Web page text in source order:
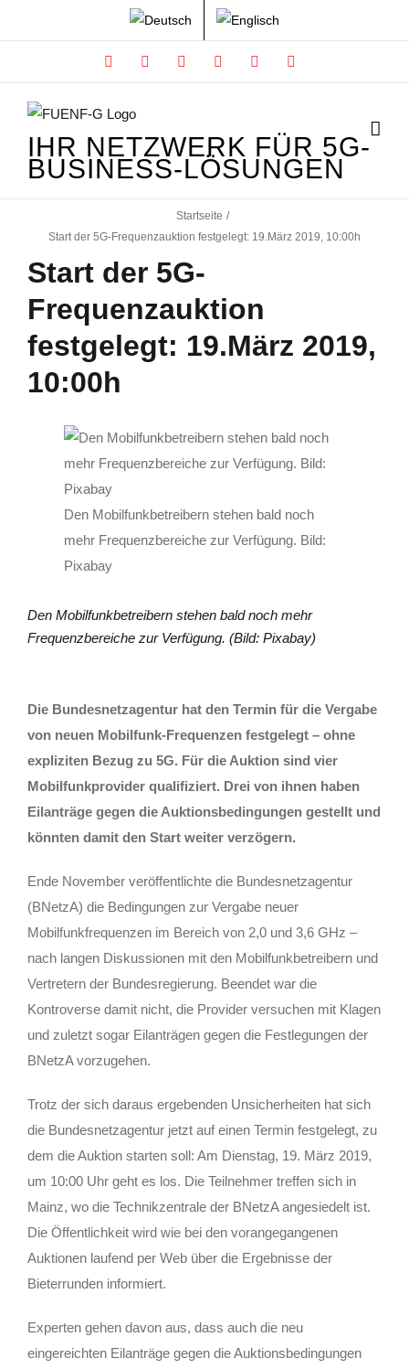
Inhalt
Facebook Instagram LinkedIn
IHR NETZWERK FÜR 5G-
BUSINESS-LÖSUNGEN
Startseite
Start der 5G-Frequenzauktion festgelegt: 19.März 2019, 10:00h
Start der 5G-
Frequenzauktion
festgelegt: 19.März 2019,
10:00h
Den Mobilfunkbetreibern stehen bald noch
mehr Frequenzbereiche zur Verfügung. Bild:
Pixabay
Den Mobilfunkbetreibern stehen bald noch mehr
Frequenzbereiche zur Verfügung. (Bild: Pixabay)
Die Bundesnetzagentur hat den Termin für die Vergabe
von neuen Mobilfunk-Frequenzen festgelegt – ohne
expliziten Bezug zu 5G. Für die Auktion sind vier
Mobilfunkprovider qualifiziert. Drei von ihnen haben
Eilanträge gegen die Auktionsbedingungen gestellt und
könnten damit den Start weiter verzögern.
Ende November veröffentlichte die Bundesnetzagentur
(BNetzA) die Bedingungen zur Vergabe neuer
Mobilfunkfrequenzen im Bereich von 2,0 und 3,6 GHz –
nach langen Diskussionen mit den Mobilfunkbetreibern und
Vertretern der Bundesregierung. Beendet war die
Kontroverse damit nicht, die Provider versuchen mit Klagen
und zuletzt sogar Eilanträgen gegen die Festlegungen der
BNetzA vorzugehen.
Trotz der sich daraus ergebenden Unsicherheiten hat sich
die Bundesnetzagentur jetzt auf einen Termin festgelegt, zu
dem die Auktion starten soll: Am Dienstag, 19. März 2019,
um 10:00 Uhr geht es los. Die Teilnehmer treffen sich in
Mainz, wo die Technikzentrale der BNetzA angesiedelt ist.
Die Öffentlichkeit wird wie bei den vorangegangenen
Auktionen laufend per Web über die Ergebnisse der
Bieterrunden informiert.
Experten gehen davon aus, dass auch die neu
eingereichten Eilanträge gegen die Auktionsbedingungen